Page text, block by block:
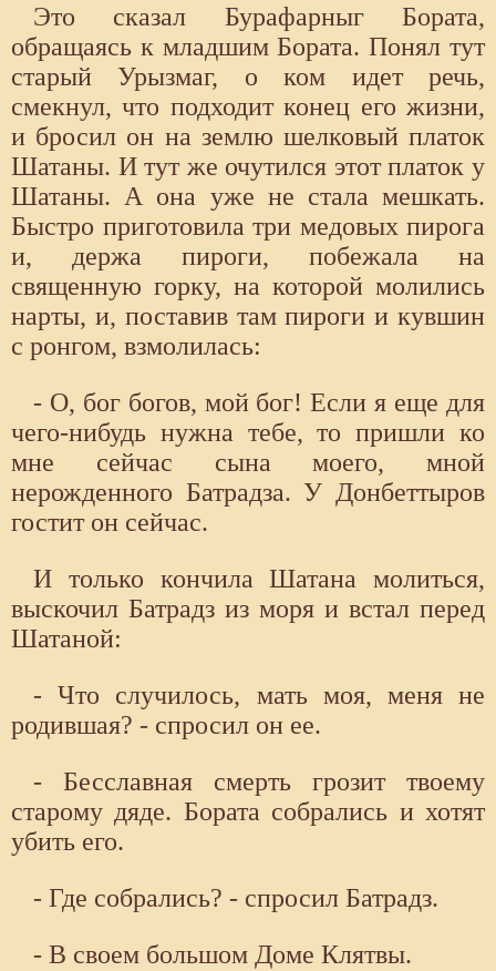
Это сказал Бурафарныг Бората,
обращаясь к младшим Бората. Понял тут
старый Урызмаг, о ком идет речь,
смекнул, что подходит конец его жизни,
и бросил он на землю шелковый платок
Шатаны. И тут же очутился этот платок у
Шатаны. А она уже не стала мешкать.
Быстро приготовила три медовых пирога
и, держа пироги, побежала на
священную горку, на которой молились
нарты, и, поставив там пироги и кувшин
с ронгом, взмолилась:
- О, бог богов, мой бог! Если я еще для
чего-нибудь нужна тебе, то пришли ко
мне сейчас сына моего, мной
нерожденного Батрадза. У Донбеттыров
гостит он сейчас.
И только кончила Шатана молиться,
выскочил Батрадз из моря и встал перед
Шатаной:
- Что случилось, мать моя, меня не
родившая? - спросил он ее.
- Бесславная смерть грозит твоему
старому дяде. Бората собрались и хотят
убить его.
- Где собрались? - спросил Батрадз.
- В своем большом Доме Клятвы.